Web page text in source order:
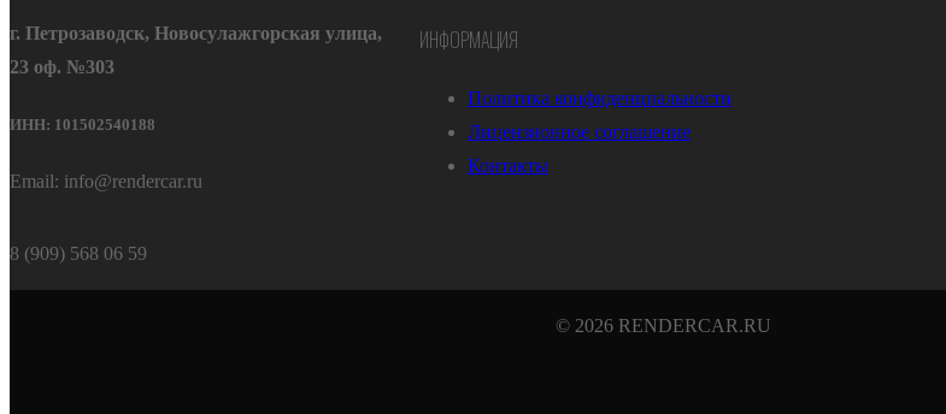
г. Петрозаводск, Новосулажгорская улица,
23 оф. №303
ИНН: 101502540188
Email: info@rendercar.ru
8 (909) 568 06 59
ИНФОРМАЦИЯ
Политика конфиденциальности
Лицензионное соглашение
Контакты
© 2026 RENDERCAR.RU